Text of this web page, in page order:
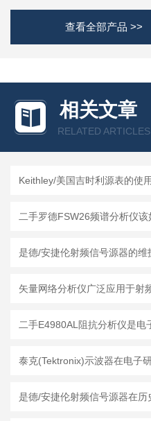
查看全部产品 >>
相关文章
RELATED ARTICLES